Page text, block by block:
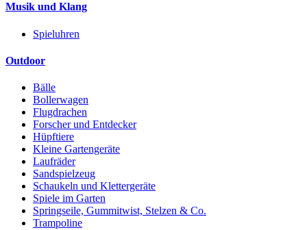
Musik und Klang
Spieluhren
Outdoor
Bälle
Bollerwagen
Flugdrachen
Forscher und Entdecker
Hüpftiere
Kleine Gartengeräte
Laufräder
Sandspielzeug
Schaukeln und Klettergeräte
Spiele im Garten
Springseile, Gummitwist, Stelzen & Co.
Trampoline